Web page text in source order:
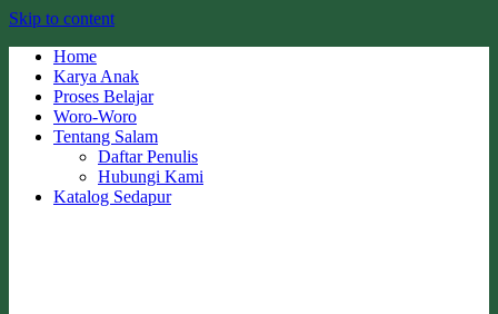
Skip to content
Home
Karya Anak
Proses Belajar
Woro-Woro
Tentang Salam
Daftar Penulis
Hubungi Kami
Katalog Sedapur